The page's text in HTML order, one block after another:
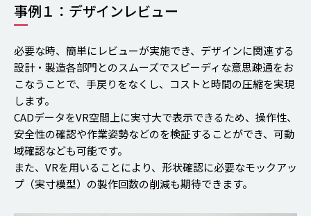
事例１：デザインレビュー
必要な時、簡単にレビューが実施でき、デザインに関連する
設計・製造各部門とのスムーズでスピーディな意思疎通をお
こなうことで、手戻りをなくし、コストと時間の圧縮を実現
します。
CADデータをVR空間上に実寸大で表示できるため、操作性、
安全性の確認や作業姿勢などのを検証することができ、可動
域確認なども可能です。
また、VRを用いることにより、形状確認に必要なモックアッ
プ（実寸模型）の製作回数の削減も期待できます。